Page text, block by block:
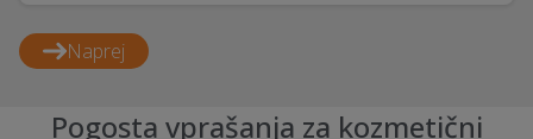
Naprej
Pogosta vprašanja za kozmetični